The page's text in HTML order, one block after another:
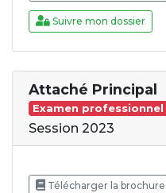
Suivre mon dossier
Attaché Principal
Examen professionnel
Session 2023
Télécharger la brochure